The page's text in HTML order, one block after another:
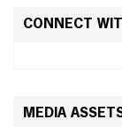
CONNECT
MEDIA